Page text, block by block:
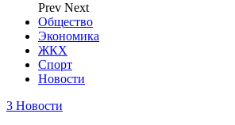
Prev Next
Общество
Экономика
ЖКХ
Спорт
Новости
3 Новости